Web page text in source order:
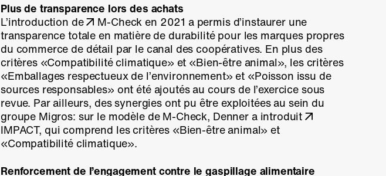
Plus de transparence lors des achats
L’introduction de
M-Check en 2021 a permis d’instaurer une
transparence totale en matière de durabilité pour les marques propres
du commerce de détail par le canal des coopératives. En plus des
critères «Compatibilité climatique» et «Bien-être animal», les critères
«Emballages respectueux de l’environnement» et «Poisson issu de
sources responsables» ont été ajoutés au cours de l’exercice sous
revue. Par ailleurs, des synergies ont pu être exploitées au sein du
groupe Migros: sur le modèle de M-Check, Denner a introduit
IMPACT, qui comprend les critères «Bien-être animal» et
«Compatibilité climatique».
Renforcement de l’engagement contre le gaspillage alimentaire